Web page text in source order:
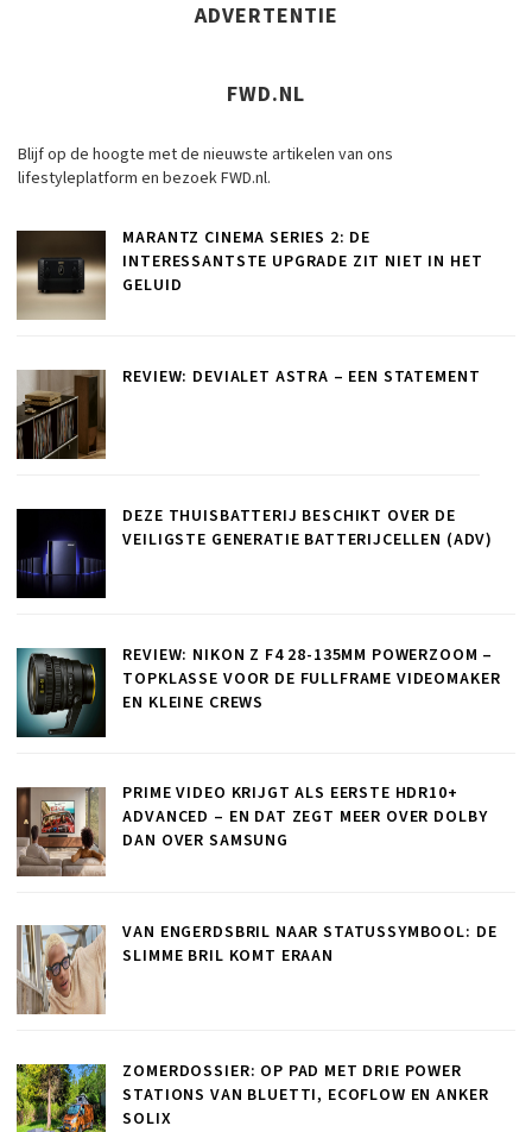
ADVERTENTIE
FWD.NL
Blijf op de hoogte met de nieuwste artikelen van ons
lifestyleplatform en bezoek FWD.nl.
MARANTZ CINEMA SERIES 2: DE
INTERESSANTSTE UPGRADE ZIT NIET IN HET
GELUID
REVIEW: DEVIALET ASTRA – EEN STATEMENT
DEZE THUISBATTERIJ BESCHIKT OVER DE
VEILIGSTE GENERATIE BATTERIJCELLEN (ADV)
REVIEW: NIKON Z F4 28-135MM POWERZOOM –
TOPKLASSE VOOR DE FULLFRAME VIDEOMAKER
EN KLEINE CREWS
PRIME VIDEO KRIJGT ALS EERSTE HDR10+
ADVANCED – EN DAT ZEGT MEER OVER DOLBY
DAN OVER SAMSUNG
VAN ENGERDSBRIL NAAR STATUSSYMBOOL: DE
SLIMME BRIL KOMT ERAAN
ZOMERDOSSIER: OP PAD MET DRIE POWER
STATIONS VAN BLUETTI, ECOFLOW EN ANKER
SOLIX